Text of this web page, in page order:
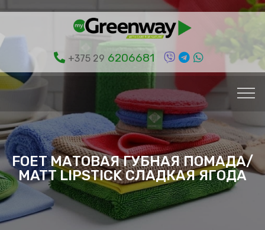
+375 29 6206681
FOET МАТОВАЯ ГУБНАЯ ПОМАДА/
MATT LIPSTICK СЛАДКАЯ ЯГОДА